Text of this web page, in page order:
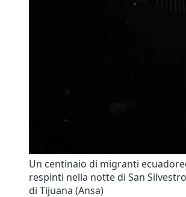
Un centinaio di migranti
respinti nella notte di San
di Tijuana (Ansa)